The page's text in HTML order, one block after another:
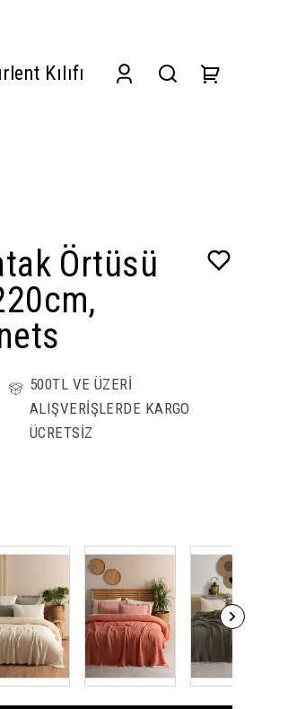
Kılıfı
Örtüsü
500TL VE ÜZERİ
ALIŞVERİŞLERDE KARGO
ÜCRETSİZ